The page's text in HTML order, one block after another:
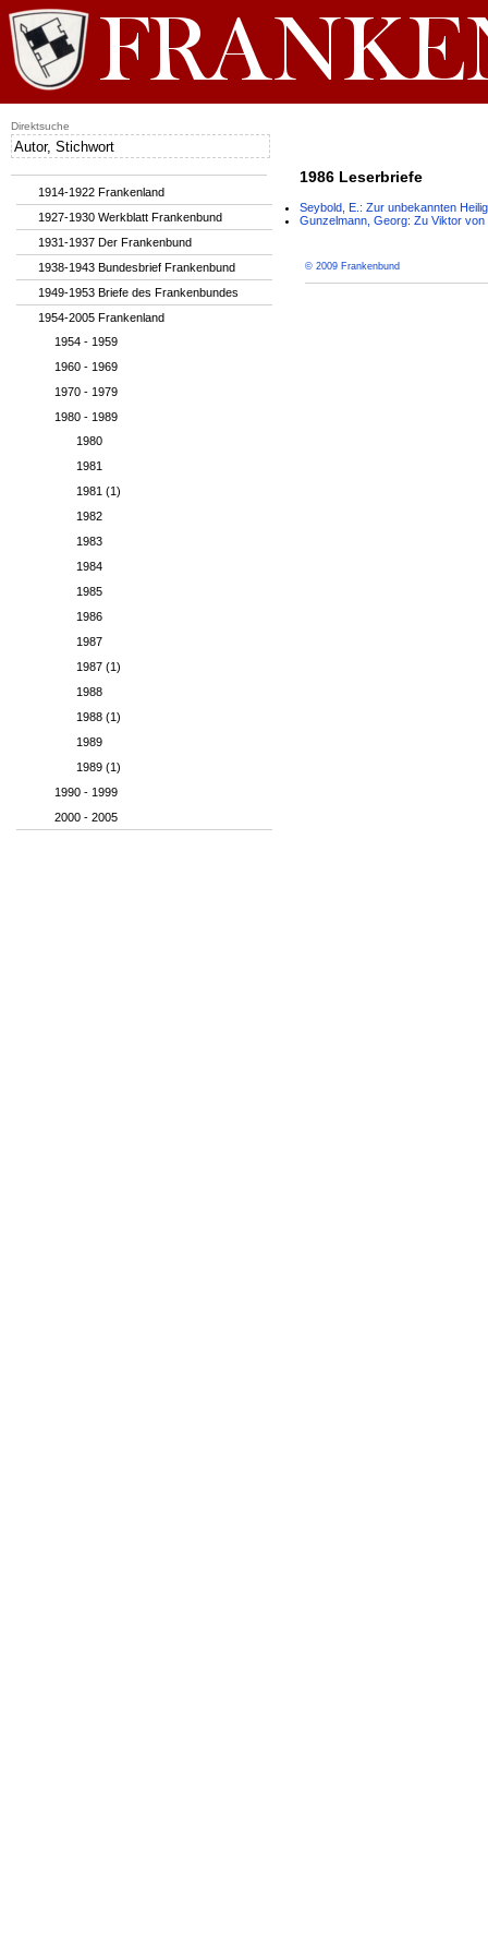
1986 Leserbriefe
Seybold, E.: Zur unbekannten
Gunzelmann, Georg: Zu Viktor von
© 2009 Frankenbund
1914-1922 Frankenland
1927-1930 Werkblatt Frankenbund
1931-1937 Der Frankenbund
1938-1943 Bundesbrief Frankenbund
1949-1953 Briefe des Frankenbundes
1954-2005 Frankenland
1954 - 1959
1960 - 1969
1970 - 1979
1980 - 1989
1980
1981
1981 (1)
1982
1983
1984
1985
1986
1987
1987 (1)
1988
1988 (1)
1989
1989 (1)
1990 - 1999
2000 - 2005
Direktsuche